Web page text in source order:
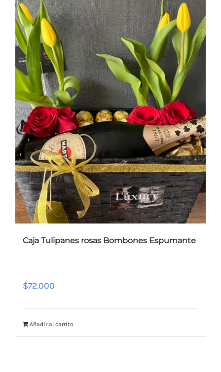
Caja Tulipanes rosas Bombones Espumante
$72.000
Añadir al carrito